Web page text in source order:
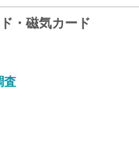
・磁気カード
査